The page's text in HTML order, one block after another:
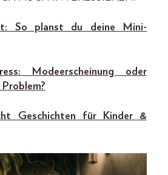
So planst du deine Mini-
Modeerscheinung oder
Geschichten für Kinder &